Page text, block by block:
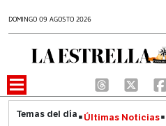
DOMINGO 09 AGOSTO 2026
Últimas Noticias